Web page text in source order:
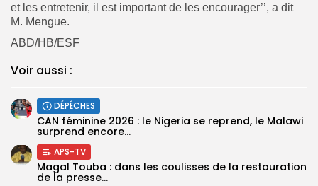
et les entretenir, il est important de les encourager’’, a dit
M. Mengue.
ABD/HB/ESF
Voir aussi :
DÉPÊCHES
‎CAN féminine 2026 : le Nigeria se reprend, le Malawi
surprend encore...
APS-TV
Magal Touba : dans les coulisses de la restauration
de la presse...